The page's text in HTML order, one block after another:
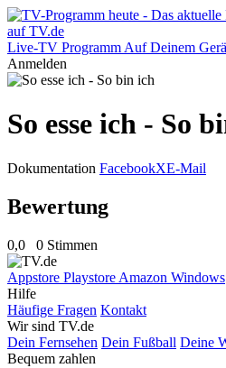
Live-TV Programm Auf Deinem
Anmelden
So esse ich - So
Dokumentation FacebookXE-Mail
Bewertung
0,0 0 Stimmen
Appstore Playstore Amazon Windows
Hilfe
Häufige Fragen Kontakt
Wir sind TV.de
Dein Fernsehen Dein Fußball Deine
Bequem zahlen